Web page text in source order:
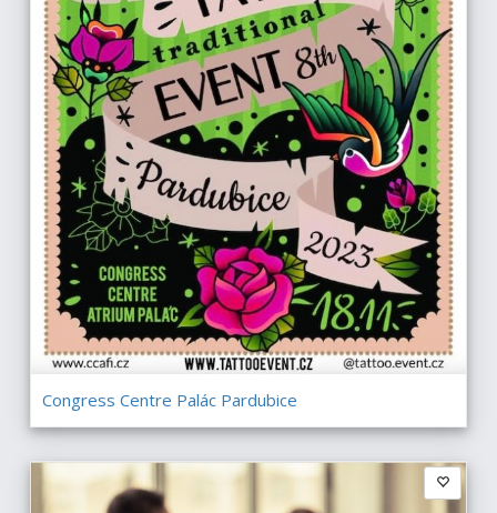
Congress Centre Palác Pardubice